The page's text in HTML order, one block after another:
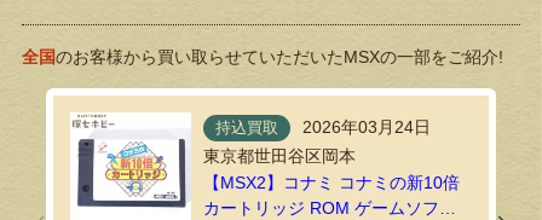
全国のお客様から買い取らせていただいたMSXの一部をご紹介!
持込買取
2026年03月24日
東京都世田谷区岡本
【MSX2】コナミ コナミの新10倍
カートリッジ ROM ゲームソフト